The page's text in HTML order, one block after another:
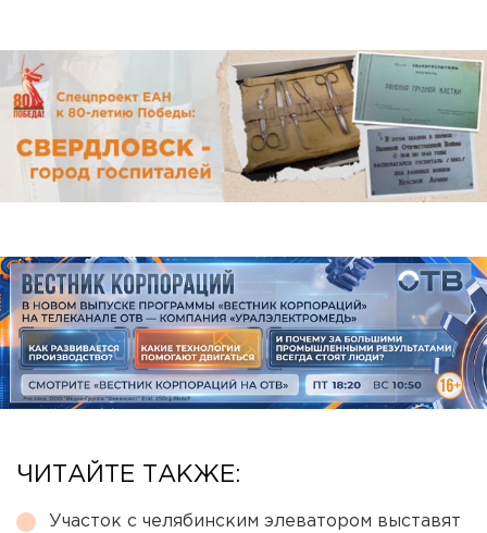
ЧИТАЙТЕ ТАКЖЕ:
Участок с челябинским элеватором выставят